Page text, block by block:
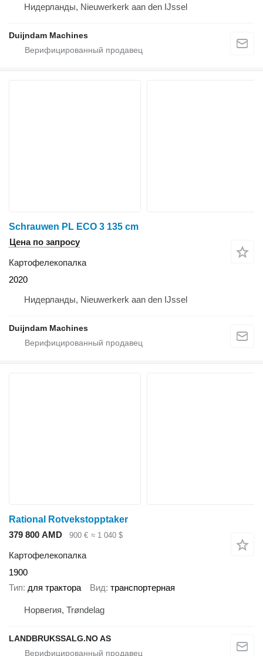
Нидерланды, Nieuwerkerk aan den IJssel
Duijndam Machines
Schrauwen PL ECO 3 135 cm
Цена по запросу
Картофелекопалка
2020
Нидерланды, Nieuwerkerk aan den IJssel
Duijndam Machines
Rational Rotvekstopptaker
379 800 AMD
900 € ≈ 1 040 $
Картофелекопалка
1900
Тип для трактора Вид транспортерная
Норвегия, Trøndelag
LANDBRUKSSALG.NO AS